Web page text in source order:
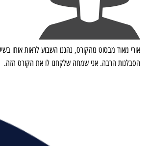
אורי מאוד מבסוט מהקורס, נהננו השבוע לראות אותו
הסבלנות הרבה. אני שמחה שלקחנו לו את הקורס הזה.